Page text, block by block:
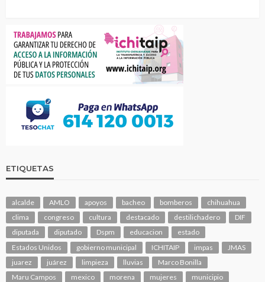
ETIQUETAS
alcalde AMLO apoyos bacheo bomberos
chihuahua
clima
congreso cultura destacado destilichadero
DIF
diputada
diputado Dspm educacion
estado
Estados Unidos
gobierno municipal ICHITAIP impas
JMAS
juarez
juárez limpieza lluvias
Marco Bonilla
Maru Campos
mexico morena mujeres
municipio